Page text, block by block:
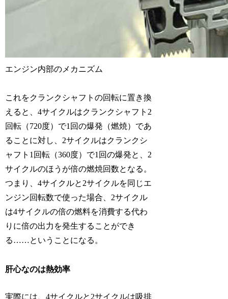
エンジン内部のメカニズム
これをクランクシャフトの回転に置き換
えると、4サイクルはクランクシャフト2
回転（720度）で1回の爆発（燃焼）であ
ることに対し、2サイクルはクランクシ
ャフト1回転（360度）で1回の爆発と、2
サイクルのほうが倍の燃焼回数となる。
つまり、4サイクルと2サイクルを同じエ
ンジン回転数で使った場合、2サイクル
は4サイクルの倍の燃料を消費する代わ
りに倍の出力を発生することができ
る……ということになる。
肝心なのは熱効率
実際には、4サイクルと2サイクルは吸排